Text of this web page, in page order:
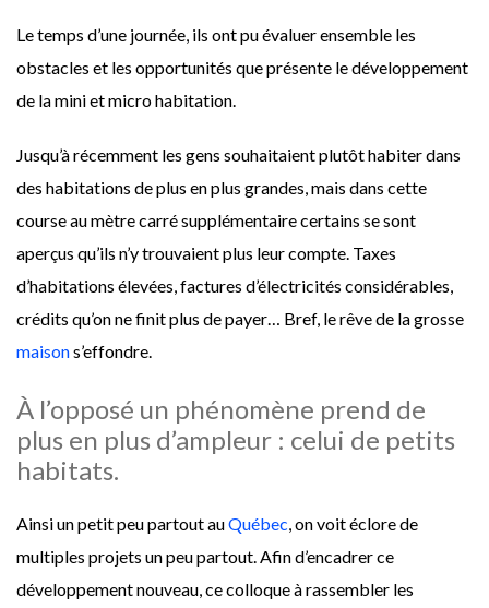
Le temps d’une journée, ils ont pu évaluer ensemble les
obstacles et les opportunités que présente le développement
de la mini et micro habitation.
Jusqu’à récemment les gens souhaitaient plutôt habiter dans
des habitations de plus en plus grandes, mais dans cette
course au mètre carré supplémentaire certains se sont
aperçus qu’ils n’y trouvaient plus leur compte. Taxes
d’habitations élevées, factures d’électricités considérables,
crédits qu’on ne finit plus de payer… Bref, le rêve de la grosse
maisons’effondre.
À l’opposé un phénomène prend de
plus en plus d’ampleur : celui de petits
habitats.
Ainsi un petit peu partout auQuébec, on voit éclore de
multiples projets un peu partout. Afin d’encadrer ce
développement nouveau, ce colloque à rassembler les